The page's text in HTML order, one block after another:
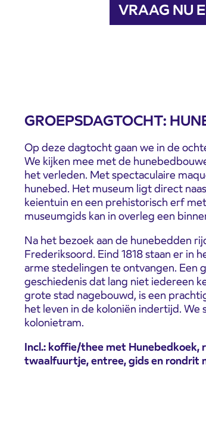
VRAAG NU
GROEPSDAGTOCHT:
Op deze dagtocht gaan we in de
We kijken mee met de
het verleden. Met spectaculaire
hunebed. Het museum ligt direct
keientuin en een prehistorisch erf
museumgids kan in overleg een
Na het bezoek aan de hunebedden
Frederiksoord. Eind 1818 staan er in
arme stedelingen te ontvangen. Een
geschiedenis dat lang niet iedereen
grote stad nagebouwd, is een
het leven in de koloniën indertijd.
kolonietram.
Incl.: koffie/thee met Hunebedkoek,
twaalfuurtje, entree, gids en rondrit